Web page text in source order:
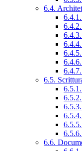
6.4.
6.5.
6.6.